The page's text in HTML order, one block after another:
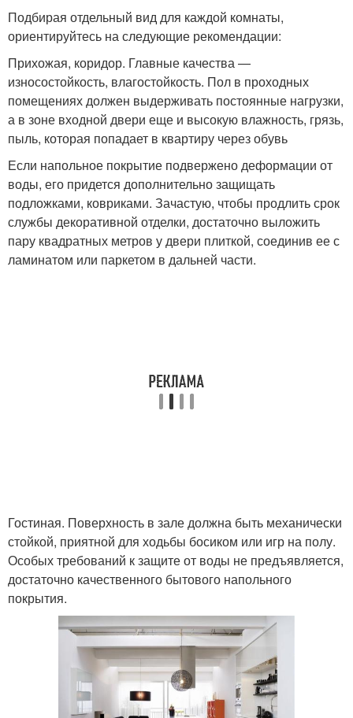
Подбирая отдельный вид для каждой комнаты,
ориентируйтесь на следующие рекомендации:
Прихожая, коридор. Главные качества —
износостойкость, влагостойкость. Пол в проходных
помещениях должен выдерживать постоянные нагрузки,
а в зоне входной двери еще и высокую влажность, грязь,
пыль, которая попадает в квартиру через обувь
Если напольное покрытие подвержено деформации от
воды, его придется дополнительно защищать
подложками, ковриками. Зачастую, чтобы продлить срок
службы декоративной отделки, достаточно выложить
пару квадратных метров у двери плиткой, соединив ее с
ламинатом или паркетом в дальней части.
Гостиная. Поверхность в зале должна быть механически
стойкой, приятной для ходьбы босиком или игр на полу.
Особых требований к защите от воды не предъявляется,
достаточно качественного бытового напольного
покрытия.